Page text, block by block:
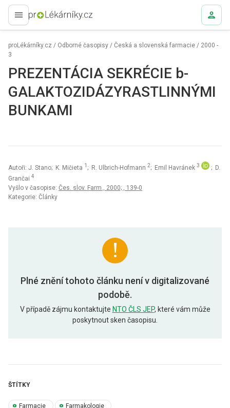
proLékaře.cz
proLékárníky.cz / Odborné časopisy / Česká a slovenská farmacie / 2000 -
3
PREZENTÁCIA SEKRÉCIE b-
GALAKTOZIDÁZYRASTLINNÝMI
BUNKAMI
Autoři: J. Stano; K. Mičieta 1 ; R. Ulbrich-Hofmann 2; Emil Havránek 3
; D.
Grančai 4
Vyšlo v časopise: Čes. slov. Farm., 2000; , 139-0
Kategorie: Články
Plné znění tohoto článku není v digitalizované
podobě.
V případě zájmu kontaktujte NTO ČLS JEP, které vám může
poskytnout sken časopisu.
ŠTÍTKY
Farmacie Farmakologie